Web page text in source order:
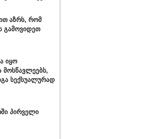
აზრს, რომ
გამოვიდეთ
იყო
სექსუალურად
პირველი